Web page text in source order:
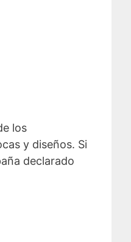
los
y diseños. Si
declarado